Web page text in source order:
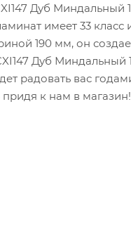
Дуб Миндальный
имеет 33
190 мм, он
Дуб Миндальный
радовать вас
к нам в магазин!